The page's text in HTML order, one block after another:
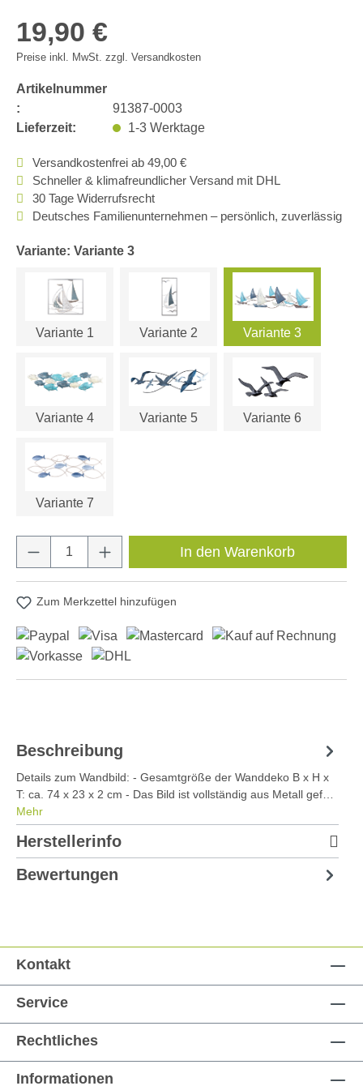
19,90 €
Preise inkl. MwSt. zzgl. Versandkosten
Artikelnummer
:
91387-0003
Lieferzeit:
1-3 Werktage
Versandkostenfrei ab 49,00 €
Schneller & klimafreundlicher Versand mit DHL
30 Tage Widerrufsrecht
Deutsches Familienunternehmen – persönlich, zuverlässig
Variante: Variante 3
Variante 1 Variante 2 Variante 3
Variante 4 Variante 5 Variante 6
Variante 7
Produkt Anzahl: Gib den gewünschten
In den Warenkorb
Zum Merkzettel hinzufügen
Beschreibung
Details zum Wandbild: - Gesamtgröße der Wanddeko B x H x
T: ca. 74 x 23 x 2 cm - Das Bild ist vollständig aus Metall gef…
Mehr
Herstellerinfo
Bewertungen
Kontakt
Service
Rechtliches
Informationen